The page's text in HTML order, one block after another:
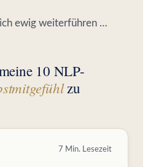
ewig weiterführen …
10 NLP-
zu
7 Min. Lesezeit